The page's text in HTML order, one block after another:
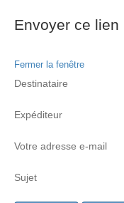
Envoyer ce lien
Fermer la fenêtre
Destinataire
Expéditeur
Votre adresse e-mail
Sujet